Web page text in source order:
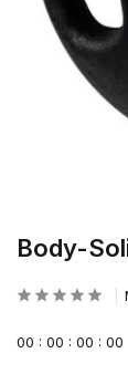
Body-
00 : 00 : 00 : 00